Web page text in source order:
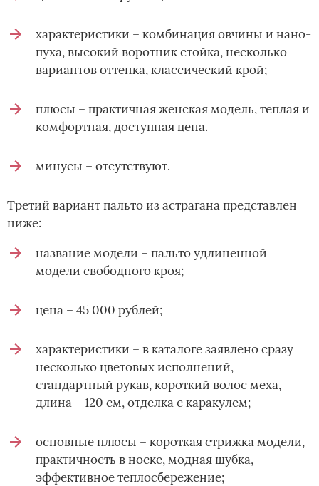
характеристики – комбинация овчины и нано-
пуха, высокий воротник стойка, несколько
вариантов оттенка, классический крой;
плюсы – практичная женская модель, теплая и
комфортная, доступная цена.
минусы – отсутствуют.
Третий вариант пальто из астрагана представлен
ниже:
название модели – пальто удлиненной
модели свободного кроя;
цена – 45 000 рублей;
характеристики – в каталоге заявлено сразу
несколько цветовых исполнений,
стандартный рукав, короткий волос меха,
длина – 120 см, отделка с каракулем;
основные плюсы – короткая стрижка модели,
практичность в носке, модная шубка,
эффективное теплосбережение;